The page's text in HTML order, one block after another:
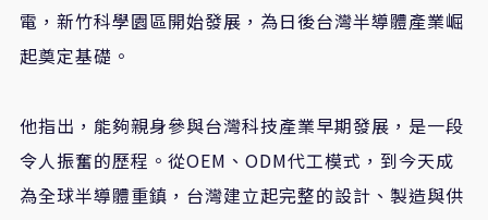
電，新竹科學園區開始發展，為日後台灣半導體產業崛
起奠定基礎。
他指出，能夠親身參與台灣科技產業早期發展，是一段
令人振奮的歷程。從OEM、ODM代工模式，到今天成
為全球半導體重鎮，台灣建立起完整的設計、製造與供